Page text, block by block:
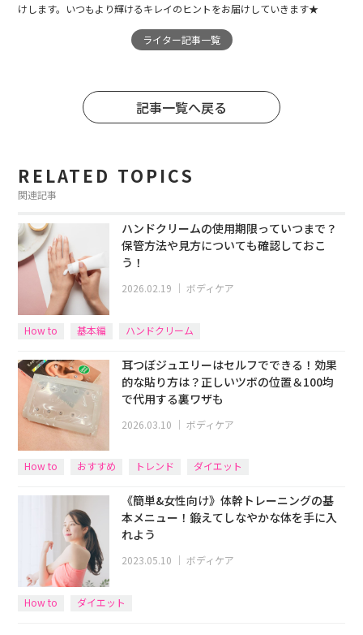
けします。いつもより輝けるキレイのヒントをお届けしていきます★
ライター記事一覧
記事一覧へ戻る
RELATED TOPICS
関連記事
ハンドクリームの使用期限っていつまで？
保管方法や見方についても確認しておこ
う！
2026.02.19 ｜ボディケア
How to 基本編 ハンドクリーム
耳つぼジュエリーはセルフでできる！効果
的な貼り方は？正しいツボの位置＆100均
で代用する裏ワザも
2026.03.10 ｜ボディケア
How to おすすめ トレンド ダイエット
《簡単&女性向け》体幹トレーニングの基
本メニュー！鍛えてしなやかな体を手に入
れよう
2023.05.10 ｜ボディケア
How to ダイエット